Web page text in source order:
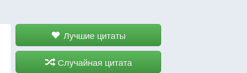
Лучшие цитаты
Случайная цитата